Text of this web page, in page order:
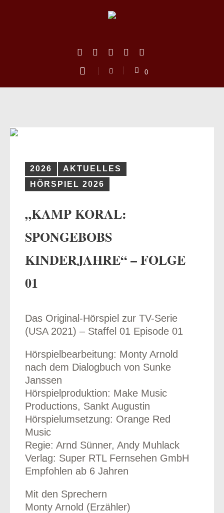
0
2026
AKTUELLES
HÖRSPIEL 2026
„KAMP KORAL:
SPONGEBOBS
KINDERJAHRE“ – FOLGE
01
Das Original-Hörspiel zur TV-Serie
(USA 2021) – Staffel 01 Episode 01
Hörspielbearbeitung: Monty Arnold
nach dem Dialogbuch von Sunke
Janssen
Hörspielproduktion: Make Music
Productions, Sankt Augustin
Hörspielumsetzung: Orange Red
Music
Regie: Arnd Sünner, Andy Muhlack
Verlag: Super RTL Fernsehen GmbH
Empfohlen ab 6 Jahren
Mit den Sprechern
Monty Arnold (Erzähler)